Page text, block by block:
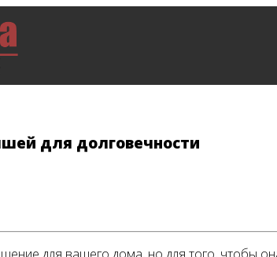
для долговечности